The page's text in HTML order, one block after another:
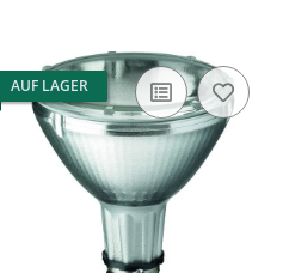
AUF LAGER